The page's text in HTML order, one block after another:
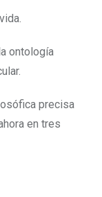
ontología
precisa
en tres